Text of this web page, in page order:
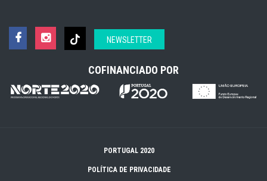
NEWSLETTER
COFINANCIADO POR
PORTUGAL 2020
POLÍTICA DE PRIVACIDADE